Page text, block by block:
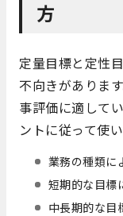
方
定量目標と定性
不向きがありま
事評価に適して
ントに従って使
業務の種類に
短期的な目標
中長期的な目